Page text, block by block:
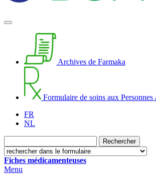
Archives de Farmaka
Formulaire de soins aux Personnes
FR
NL
Fiches médicamenteuses
Menu